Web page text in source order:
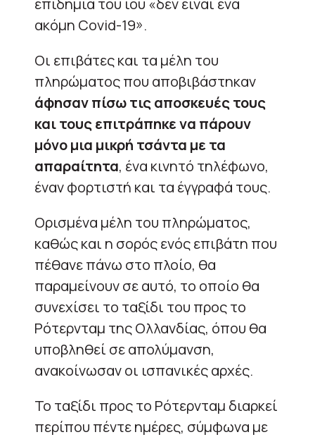
ακόμη Covid-19».
Οι επιβάτες και τα μέλη του
πληρώματος που αποβιβάστηκαν
άφησαν πίσω τις αποσκευές τους
και τους επιτράπηκε να πάρουν
μόνο μια μικρή τσάντα με τα
απαραίτητα, ένα κινητό τηλέφωνο,
έναν φορτιστή και τα έγγραφά τους.
Ορισμένα μέλη του πληρώματος,
καθώς και η σορός ενός επιβάτη που
πέθανε πάνω στο πλοίο, θα
παραμείνουν σε αυτό, το οποίο θα
συνεχίσει το ταξίδι του προς το
Ρότερνταμ της Ολλανδίας, όπου θα
υποβληθεί σε απολύμανση,
ανακοίνωσαν οι ισπανικές αρχές.
Το ταξίδι προς το Ρότερνταμ διαρκεί
περίπου πέντε ημέρες, σύμφωνα με